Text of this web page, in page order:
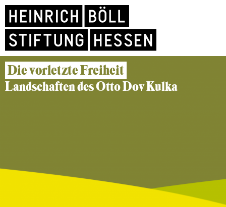
Die vorletzte Freiheit
Landschaften des Otto Dov Kulka